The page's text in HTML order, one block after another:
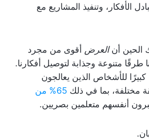
الأفكار، وتنفيذ المشاريع مع
الحين أنالعرض أقوى من مجرد
طرقًا متنوعة وجذابة لتوصيل أفكارنا.
للأشخاص الذين يعالجون
مختلفة، بما في ذلك
65% من
أنفسهم متعلمين بصريين.